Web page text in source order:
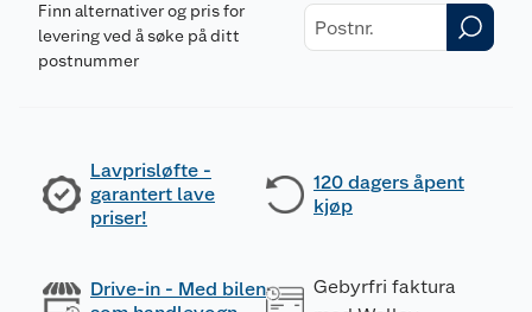
Finn alternativer og pris for
levering ved å søke på ditt
postnummer
Lavprisløfte -
garantert lave
priser!
120 dagers åpent
kjøp
Drive-in - Med bilen
Gebyrfri faktura